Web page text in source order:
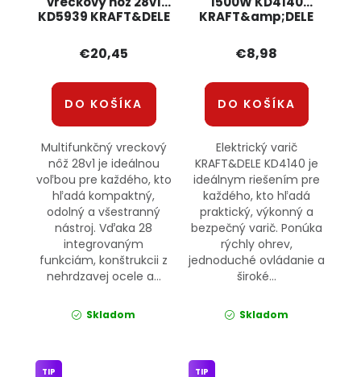
KD5939 KRAFT&DELE
€20,45
DO KOŠÍKA
Multifunkčný vreckový
nôž 28v1 je ideálnou
voľbou pre každého, kto
hľadá kompaktný,
odolný a všestranný
nástroj. Vďaka 28
integrovaným
funkciám, konštrukcii z
nehrdzavej ocele a...
Skladom
KRAFT&amp;DELE
€8,98
DO KOŠÍKA
Elektrický varič
KRAFT&DELE KD4140 je
ideálnym riešením pre
každého, kto hľadá
praktický, výkonný a
bezpečný varič. Ponúka
rýchly ohrev,
jednoduché ovládanie a
široké...
Skladom
TIP TIP